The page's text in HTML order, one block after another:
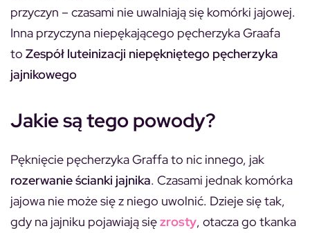
przyczyn – czasami nie uwalniają się komórki jajowej.
Inna przyczyna niepękającego pęcherzyka Graafa
to Zespół luteinizacji niepękniętego pęcherzyka
jajnikowego
Jakie są tego powody?
Pęknięcie pęcherzyka Graffa to nic innego, jak
rozerwanie ścianki jajnika. Czasami jednak komórka
jajowa nie może się z niego uwolnić. Dzieje się tak,
gdy na jajniku pojawiają sięzrosty, otacza go tkanka